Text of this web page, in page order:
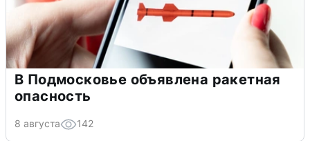
В Подмосковье объявлена ракетная
опасность
8 августа 142